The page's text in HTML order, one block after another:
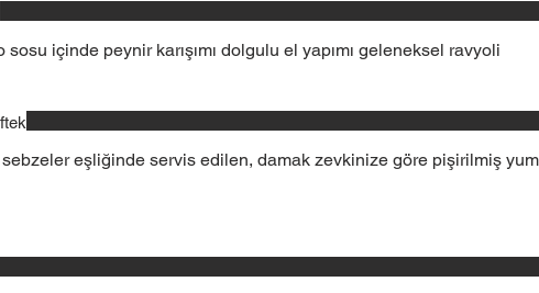
içinde peynir karışımı dolgulu el yapımı geleneksel ravyoli
eşliğinde servis edilen, damak zevkinize göre pişirilmiş